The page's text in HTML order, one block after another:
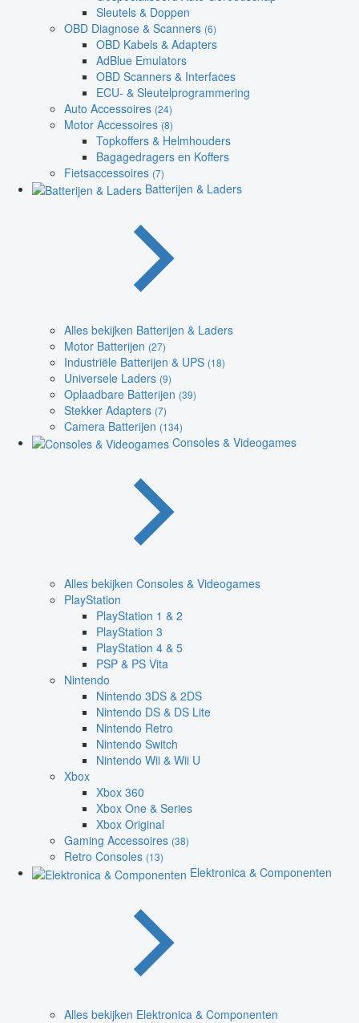
Sleutels & Doppen
OBD Diagnose & Scanners (6)
OBD Kabels & Adapters
AdBlue Emulators
OBD Scanners & Interfaces
ECU- & Sleutelprogrammering
Auto Accessoires (24)
Motor Accessoires (8)
Topkoffers & Helmhouders
Bagagedragers en Koffers
Fietsaccessoires (7)
Batterijen & Laders
Alles bekijken Batterijen & Laders
Motor Batterijen (27)
Industriële Batterijen & UPS (18)
Universele Laders (9)
Oplaadbare Batterijen (39)
Stekker Adapters (7)
Camera Batterijen (134)
Consoles & Videogames
Alles bekijken Consoles & Videogames
PlayStation
PlayStation 1 & 2
PlayStation 3
PlayStation 4 & 5
PSP & PS Vita
Nintendo
Nintendo 3DS & 2DS
Nintendo DS & DS Lite
Nintendo Retro
Nintendo Switch
Nintendo Wii & Wii U
Xbox
Xbox 360
Xbox One & Series
Xbox Original
Gaming Accessoires (38)
Retro Consoles (13)
Elektronica & Componenten
Alles bekijken Elektronica & Componenten